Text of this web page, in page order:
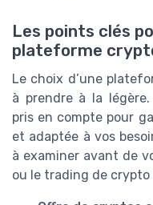
Les points clés
plateforme
Le choix d’une
à prendre à la
pris en compte pour
et adaptée à vos
à examiner avant de
ou le trading de